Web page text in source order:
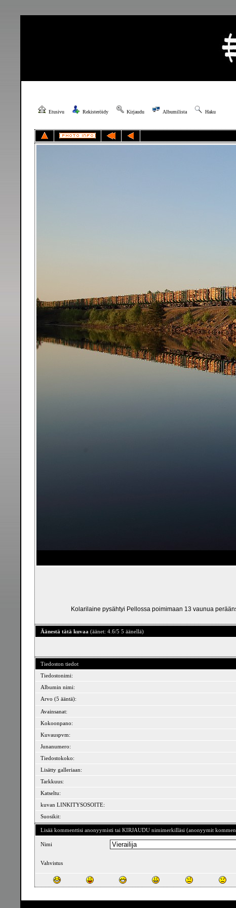
Etusivu Rekisteröidy Kirjaudu Albumilista Haku
Kolarilaine pysähtyi Pellossa poimimaan 13 vaunua
Äänestä tätä kuvaa (äänet: 4.6/5 5 äänellä)
Tiedoston tiedot
Tiedostonimi:
Albumin nimi:
Arvo (5 ääntä):
Avainsanat:
Kokoonpano:
Kuvauspvm:
Junanumero:
Tiedostokoko:
Lisätty galleriaan:
Tarkkuus:
Katseltu:
kuvan LINKITYSOSOITE:
Suosikit:
Lisää kommenttisi anonyymisti tai KIRJAUDU nimimerkilläsi (anonyymit
Nimi
Vahvistus